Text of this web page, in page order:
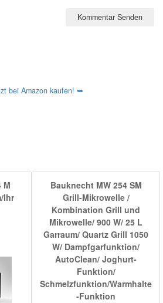
bei Amazon kaufen! ➥
M
Ihr
Bauknecht MW 254 SM
Grill-Mikrowelle /
Kombination Grill und
Mikrowelle/ 900 W/ 25 L
Garraum/ Quartz Grill 1050
W/ Dampfgarfunktion/
AutoClean/ Joghurt-
Funktion/
Schmelzfunktion/Warmhalte
-Funktion